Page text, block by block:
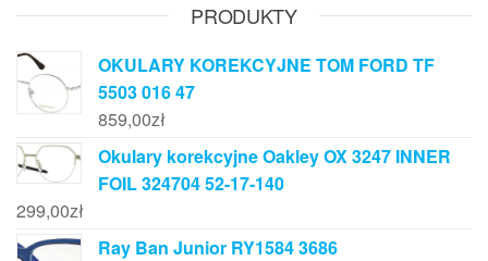
PRODUKTY
OKULARY KOREKCYJNE TOM FORD TF
5503 016 47
859,00zł
Okulary korekcyjne Oakley OX 3247 INNER
FOIL 324704 52-17-140
299,00zł
Ray Ban Junior RY1584 3686